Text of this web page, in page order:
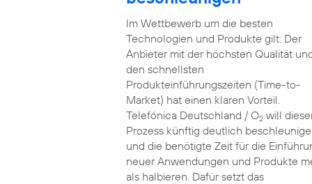
Im Wettbewerb um die besten
Technologien und Produkte gilt: Der
Anbieter mit der höchsten Qualität
den schnellsten
Produkteinführungszeiten (Time-to-
Market) hat einen klaren Vorteil.
Telefónica Deutschland / O2will
Prozess künftig deutlich
und die benötigte Zeit für die
neuer Anwendungen und Produkte
als halbieren. Dafür setzt das